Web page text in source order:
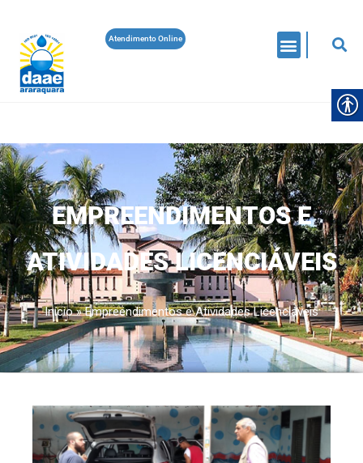
Atendimento Online
EMPREENDIMENTOS E
ATIVIDADES LICENCIÁVEIS
Início»Empreendimentos e Atividades Licenciáveis